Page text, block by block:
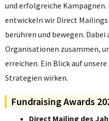
und erfolgreiche
entwickeln wir Direct
berühren und bewegen.
Organisationen zusammen,
erreichen. Ein Blick auf
Strategien wirken.
Fundraising Awards
Direct Mailing des